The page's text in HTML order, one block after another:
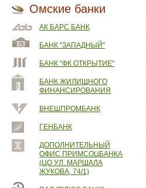
Омские банки
АК БАРС БАНК
БАНК "ЗАПАДНЫЙ"
БАНК "ФК ОТКРЫТИЕ"
БАНК ЖИЛИЩНОГО
ФИНАНСИРОВАНИЯ
ВНЕШПРОМБАНК
ГЕНБАНК
ДОПОЛНИТЕЛЬНЫЙ
ОФИС ПРИМСОЦБАНКА
(ЦО УЛ. МАРШАЛА
ЖУКОВА, 74/1)